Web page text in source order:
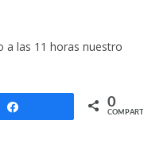
a las 11 horas nuestro
0
COMPARTIR